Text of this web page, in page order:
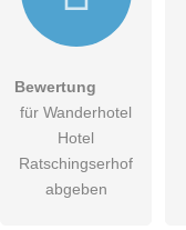
Die
öffentliche Frage
Bewertung
für Wanderhotel
Hotel
Ratschingserhof
abgeben